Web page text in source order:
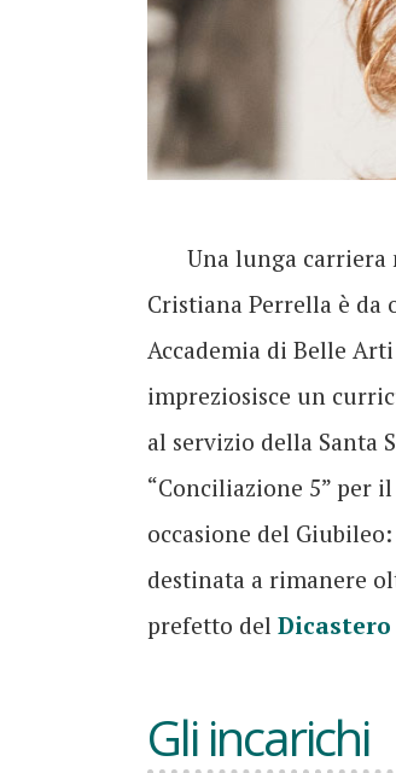
Una lunga carriera
Cristiana Perrella è da
Accademia di Belle
impreziosisce un
al servizio della Santa
“Conciliazione 5” per
occasione del
destinata a rimanere
prefetto del
Gli incarichi